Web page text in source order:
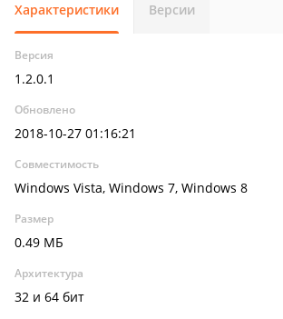
Характеристики Версии
Версия
1.2.0.1
Обновлено
2018-10-27 01:16:21
Совместимость
Windows Vista, Windows 7, Windows 8
Размер
0.49 МБ
Архитектура
32 и 64 бит